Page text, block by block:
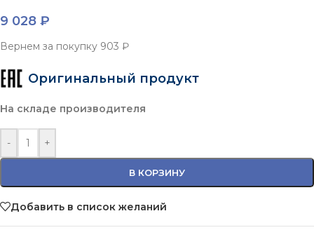
9 028 ₽
Вернем за покупку 903 ₽
Оригинальный продукт
На складе производителя
- +
В КОРЗИНУ
Добавить в список желаний